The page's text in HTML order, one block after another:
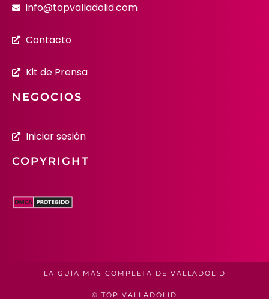
info@topvalladolid.com
Contacto
Kit de Prensa
NEGOCIOS
Iniciar sesión
COPYRIGHT
© TOP VALLADOLID
LA GUÍA MÁS COMPLETA DE VALLADOLID